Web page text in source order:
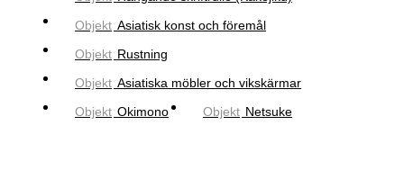
Objekt Asiatisk konst och föremål
Objekt Rustning
Objekt Asiatiska möbler och vikskärmar
Objekt Okimono Objekt Netsuke